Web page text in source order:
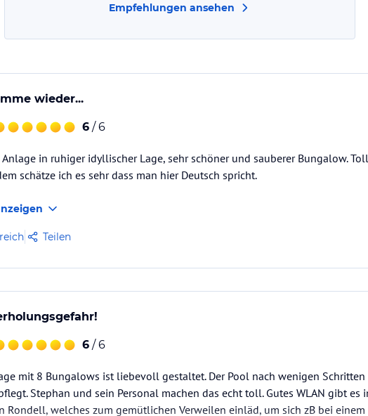
Empfehlungen ansehen
wieder...
6 / 6
Anlage in ruhiger idyllischer Lage, sehr schöner und sauberer Bungalow.
schätze ich es sehr dass man hier Deutsch spricht.
Teilen
6 / 6
mit 8 Bungalows ist liebevoll gestaltet. Der Pool nach wenigen Schritten
Stephan und sein Personal machen das echt toll. Gutes WLAN gibt es
Rondell, welches zum gemütlichen Verweilen einläd, um sich zB bei